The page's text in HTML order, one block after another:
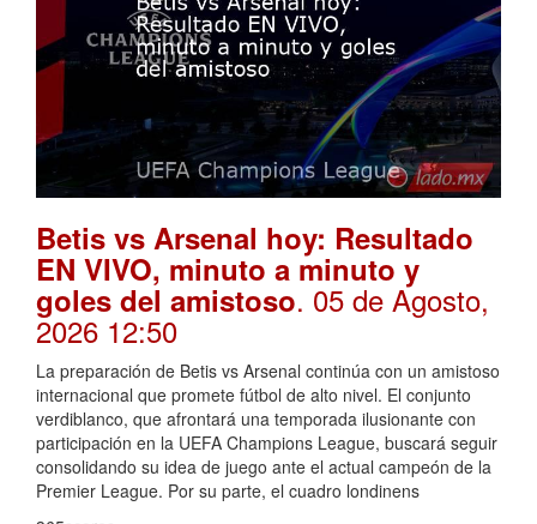
Betis vs Arsenal hoy: Resultado
EN VIVO, minuto a minuto y
goles del amistoso. 05 de Agosto,
2026 12:50
La preparación de Betis vs Arsenal continúa con un amistoso
internacional que promete fútbol de alto nivel. El conjunto
verdiblanco, que afrontará una temporada ilusionante con
participación en la UEFA Champions League, buscará seguir
consolidando su idea de juego ante el actual campeón de la
Premier League. Por su parte, el cuadro londinens